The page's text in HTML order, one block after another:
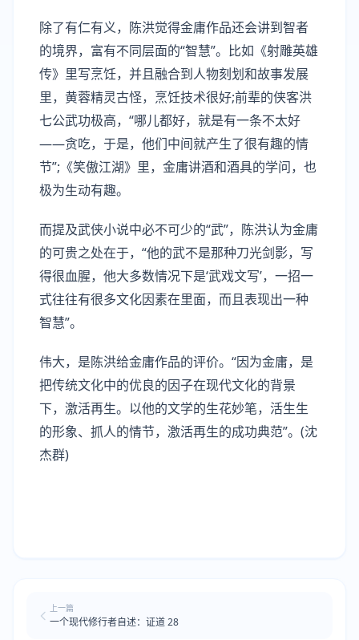
除了有仁有义，陈洪觉得金庸作品还会讲到智者
的境界，富有不同层面的“智慧”。比如《射雕英雄
传》里写烹饪，并且融合到人物刻划和故事发展
里，黄蓉精灵古怪，烹饪技术很好;前辈的侠客洪
七公武功极高，“哪儿都好，就是有一条不太好
——贪吃，于是，他们中间就产生了很有趣的情
节”;《笑傲江湖》里，金庸讲酒和酒具的学问，也
极为生动有趣。
而提及武侠小说中必不可少的“武”，陈洪认为金庸
的可贵之处在于，“他的武不是那种刀光剑影，写
得很血腥，他大多数情况下是‘武戏文写’，一招一
式往往有很多文化因素在里面，而且表现出一种
智慧”。
伟大，是陈洪给金庸作品的评价。“因为金庸，是
把传统文化中的优良的因子在现代文化的背景
下，激活再生。以他的文学的生花妙笔，活生生
的形象、抓人的情节，激活再生的成功典范”。(沈
杰群)
上一篇
一个现代修行者自述：证道 28